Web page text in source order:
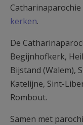
Catharinaparochie
kerken.
De
Begijnhofkerk,
Bijstand (Walem),
Katelijne, Sint-
Rombout.
Samen met